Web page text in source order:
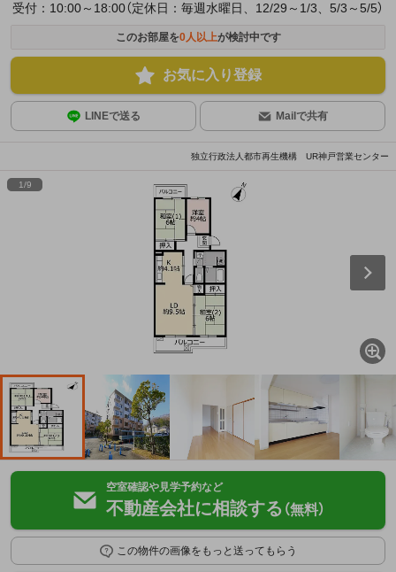
受付：10:00～18:00（定休日：毎週水曜日、12/29～1/3、5/3～5/5）
このお部屋を0人以上が検討中です
お気に入り登録
LINEで送る Mailで共有
独立行政法人都市再生機構 UR神戸営業センター
1/9
空室確認や見学予約など
不動産会社に相談する （無料）
この物件の画像をもっと送ってもらう